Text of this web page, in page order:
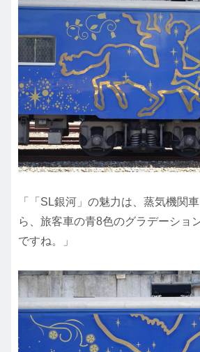
「「SL銀河」の魅力は、蒸気機関
ら、旅客車の青8色のグラデーショ
ですね。」